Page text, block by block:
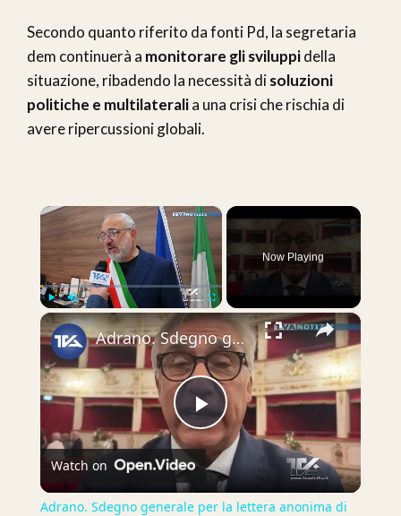
Secondo quanto riferito da fonti Pd, la segretaria
dem continuerà a monitorare gli sviluppidella
situazione, ribadendo la necessità disoluzioni
politiche e multilateralia una crisi che rischia di
avere ripercussioni globali.
×
Play Unmute Fullscreen
Now Playing
×
Play
Video
Adrano. Sdegno generale per la lettera anonima di insulti e minacce al sindaco Mancuso. Anche oggi t
Watch on
Adrano. Sdegno generale per la lettera anonima di